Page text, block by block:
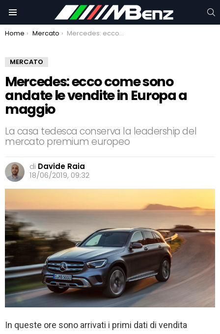
You are here:
Home Mercato Mercedes: ecco come sono andate le vendite in Europa a maggio
MERCATO
Mercedes: ecco come sono
andate le vendite in Europa a
maggio
La casa tedesca conserva la leadership del
mercato premium europeo
di Davide Raia
18/06/2019, 09:32
In queste ore sono arrivati i primi dati di vendita